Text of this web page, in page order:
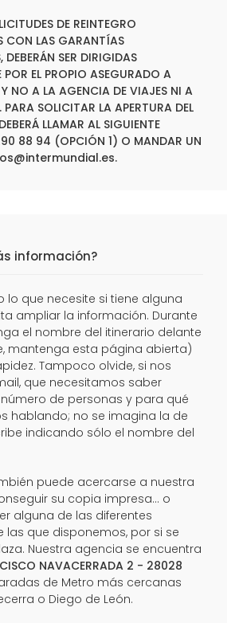
DE REINTEGRO
CON LAS GARANTÍAS
SER DIRIGIDAS
POR EL PROPIO ASEGURADO A
NO A LA AGENCIA DE VIAJES NI A
SOLICITAR LA APERTURA DEL
LLAMAR AL SIGUIENTE
88 94 (OPCIÓN 1) O MANDAR UN
.
información?
lo que necesite si tiene alguna
ampliar la información. Durante
el nombre del itinerario delante
mantenga esta página abierta)
Tampoco olvide, si nos
que necesitamos saber
de personas y para qué
hablando; no se imagina la de
indicando sólo el nombre del
puede acercarse a nuestra
su copia impresa... o
alguna de las diferentes
las que disponemos, por si se
Nuestra agencia se encuentra
NAVACERRADA 2 - 28028
de Metro más cercanas
o Diego de León.